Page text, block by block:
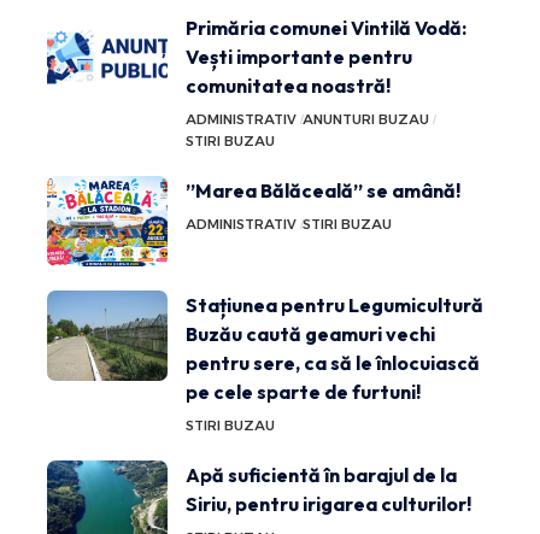
Primăria comunei Vintilă Vodă:
Vești importante pentru
comunitatea noastră!
ADMINISTRATIV ANUNTURI BUZAU
STIRI BUZAU
”Marea Bălăceală” se amână!
ADMINISTRATIV STIRI BUZAU
Stațiunea pentru Legumicultură
Buzău caută geamuri vechi
pentru sere, ca să le înlocuiască
pe cele sparte de furtuni!
STIRI BUZAU
Apă suficientă în barajul de la
Siriu, pentru irigarea culturilor!